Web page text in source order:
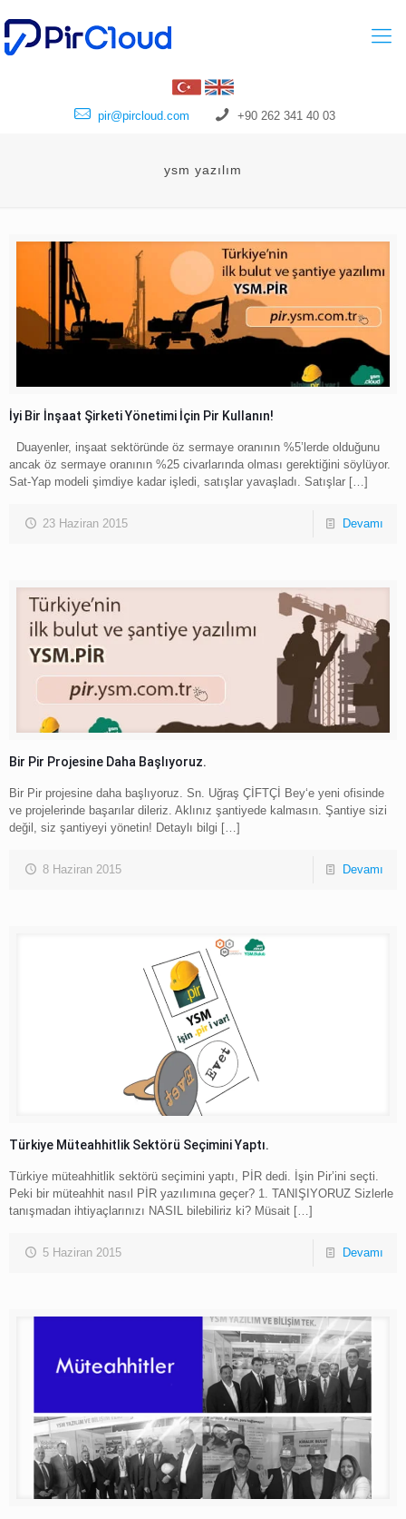
pir@pircloud.com +90 262 341 40 03
ysm yazılım
İyi Bir İnşaat Şirketi Yönetimi İçin Pir Kullanın!
Duayenler, inşaat sektöründe öz sermaye oranının %5’lerde olduğunu
ancak öz sermaye oranının %25 civarlarında olması gerektiğini söylüyor.
Sat-Yap modeli şimdiye kadar işledi, satışlar yavaşladı. Satışlar […]
23 Haziran 2015 Devamı
Bir Pir Projesine Daha Başlıyoruz.
Bir Pir projesine daha başlıyoruz. Sn. Uğraş ÇİFTÇİ Bey‘e yeni ofisinde
ve projelerinde başarılar dileriz. Aklınız şantiyede kalmasın. Şantiye sizi
değil, siz şantiyeyi yönetin! Detaylı bilgi […]
8 Haziran 2015 Devamı
Türkiye Müteahhitlik Sektörü Seçimini Yaptı.
Türkiye müteahhitlik sektörü seçimini yaptı, PİR dedi. İşin Pir’ini seçti.
Peki bir müteahhit nasıl PİR yazılımına geçer? 1. TANIŞIYORUZ Sizlerle
tanışmadan ihtiyaçlarınızı NASIL bilebiliriz ki? Müsait […]
5 Haziran 2015 Devamı